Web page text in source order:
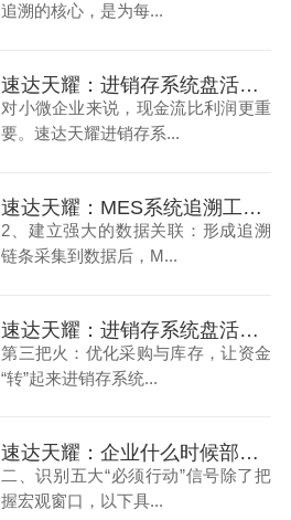
追溯的核心，是为每...
速达天耀：进销存系统盘活小微企业的流动资金（上）
对小微企业来说，现金流比利润更重
要。速达天耀进销存系...
速达天耀：MES系统追溯工厂车间生产过程（下）
2、建立强大的数据关联：形成追溯
链条采集到数据后，M...
速达天耀：进销存系统盘活小微企业的流动资金（下）
第三把火：优化采购与库存，让资金
“转”起来进销存系统...
速达天耀：企业什么时候部署ERP系统最合适（下）
二、识别五大“必须行动”信号除了把
握宏观窗口，以下具...